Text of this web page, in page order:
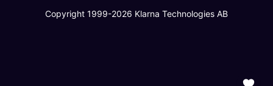
Copyright 1999-2026 Klarna Technologies AB